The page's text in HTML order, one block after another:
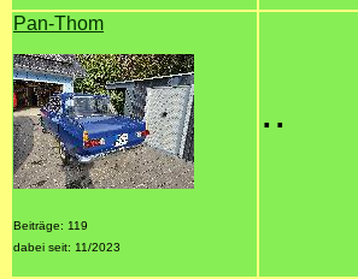
Pan-Thom
Beiträge: 119
dabei seit: 11/2023
..